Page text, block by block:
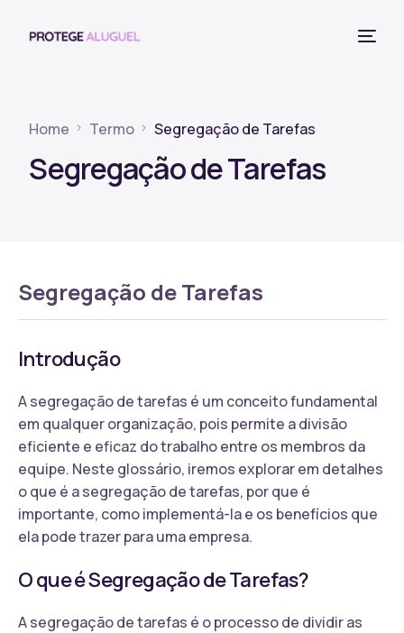
Home Termo Segregação de Tarefas
Segregação de Tarefas
Segregação de Tarefas
Introdução
A segregação de tarefas é um conceito fundamental
em qualquer organização, pois permite a divisão
eficiente e eficaz do trabalho entre os membros da
equipe. Neste glossário, iremos explorar em detalhes
o que é a segregação de tarefas, por que é
importante, como implementá-la e os benefícios que
ela pode trazer para uma empresa.
O que é Segregação de Tarefas?
A segregação de tarefas é o processo de dividir as